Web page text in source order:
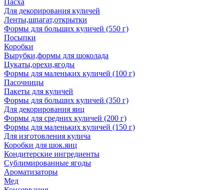
Пасха
Для декорирования куличей
Ленты,шпагат,открытки
Формы для больших куличей (550 г)
Посыпки
Коробки
Вырубки,формы для шоколада
Цукаты,орехи,ягоды
Формы для маленьких куличей (100 г)
Пасочницы
Пакеты для куличей
Формы для больших куличей (350 г)
Для декорирования яиц
Формы для средних куличей (200 г)
Формы для маленьких куличей (150 г)
Для изготовления кулича
Коробки для шок.яиц
Кондитерские ингредиенты
Сублимированные ягоды
Ароматизаторы
Мед